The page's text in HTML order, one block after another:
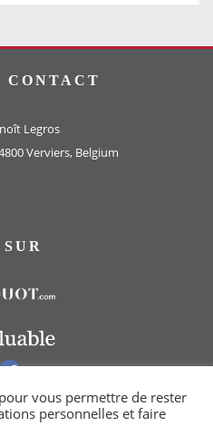
CONTACT
Legros
Verviers, Belgium
Vers notre groupe Facebook
vous permettre de rester
personnelles et faire